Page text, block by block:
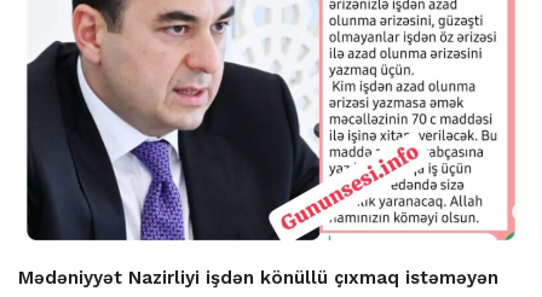
Mədəniyyət Nazirliyi işdən könüllü çıxmaq istəməyən